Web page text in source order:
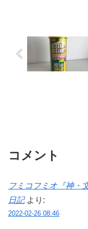
コメント
フミコフミオ『神・
日記 より:
2022-02-26 08:46